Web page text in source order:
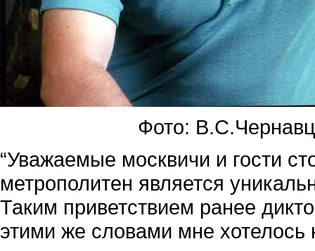
Фото:
“Уважаемые москвичи и гости
метрополитен является
Таким приветствием ранее
этими же словами мне хотелось